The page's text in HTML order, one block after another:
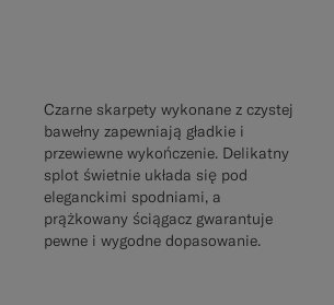
Czarne skarpety wykonane z czystej
bawełny zapewniają gładkie i
przewiewne wykończenie. Delikatny
splot świetnie układa się pod
eleganckimi spodniami, a
prążkowany ściągacz gwarantuje
pewne i wygodne dopasowanie.